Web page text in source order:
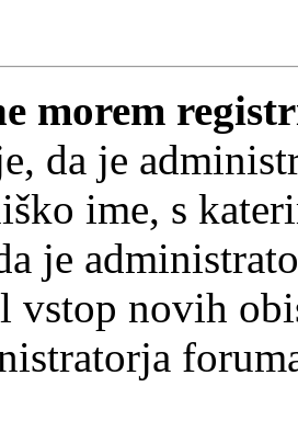
morem
da je
ime, s
je
vstop novih